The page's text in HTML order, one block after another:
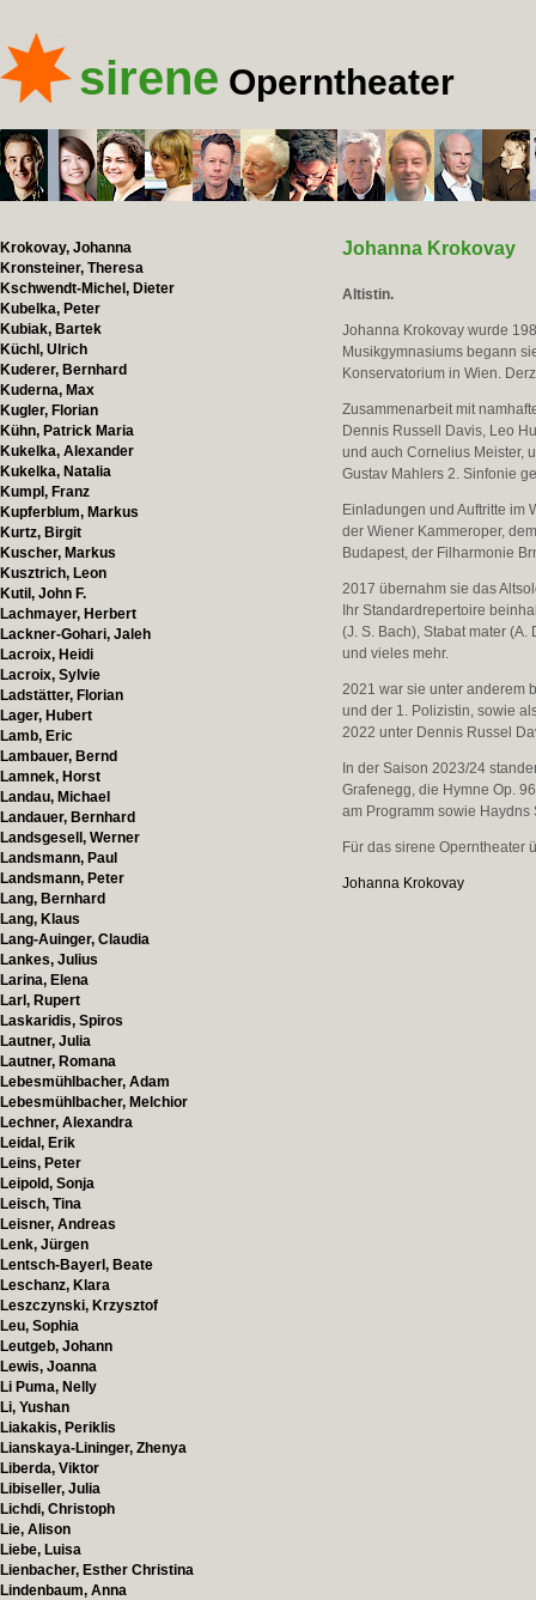
sirene Operntheater
Krokovay, Johanna
Kronsteiner, Theresa
Kschwendt-Michel, Dieter
Kubelka, Peter
Kubiak, Bartek
Küchl, Ulrich
Kuderer, Bernhard
Kuderna, Max
Kugler, Florian
Kühn, Patrick Maria
Kukelka, Alexander
Kukelka, Natalia
Kumpl, Franz
Kupferblum, Markus
Kurtz, Birgit
Kuscher, Markus
Kusztrich, Leon
Kutil, John F.
Lachmayer, Herbert
Lackner-Gohari, Jaleh
Lacroix, Heidi
Lacroix, Sylvie
Ladstätter, Florian
Lager, Hubert
Lamb, Eric
Lambauer, Bernd
Lamnek, Horst
Landau, Michael
Landauer, Bernhard
Landsgesell, Werner
Landsmann, Paul
Landsmann, Peter
Lang, Bernhard
Lang, Klaus
Lang-Auinger, Claudia
Lankes, Julius
Larina, Elena
Larl, Rupert
Laskaridis, Spiros
Lautner, Julia
Lautner, Romana
Lebesmühlbacher, Adam
Lebesmühlbacher, Melchior
Lechner, Alexandra
Leidal, Erik
Leins, Peter
Leipold, Sonja
Leisch, Tina
Leisner, Andreas
Lenk, Jürgen
Lentsch-Bayerl, Beate
Leschanz, Klara
Leszczynski, Krzysztof
Leu, Sophia
Leutgeb, Johann
Lewis, Joanna
Li Puma, Nelly
Li, Yushan
Liakakis, Periklis
Lianskaya-Lininger, Zhenya
Liberda, Viktor
Libiseller, Julia
Lichdi, Christoph
Lie, Alison
Liebe, Luisa
Lienbacher, Esther Christina
Lindenbaum, Anna
Johanna Krokovay
Altistin.
Johanna Krokovay wurde
Musikgymnasiums begann
Konservatorium in Wien.
Zusammenarbeit mit
Dennis Russell Davis, Leo
und auch Cornelius Meister,
Gustav Mahlers 2. Sinfonie
Einladungen und Auftritte im
der Wiener Kammeroper,
Budapest, der Filharmonie
2017 übernahm sie das
Ihr Standardrepertoire
(J. S. Bach), Stabat mater
und vieles mehr.
​2021 war sie unter anderem
und der 1. Polizistin, sowie
2022 unter Dennis Russel
In der Saison 2023/24
Grafenegg, die Hymne Op.
am Programm sowie
Für das sirene Operntheater
Johanna Krokovay